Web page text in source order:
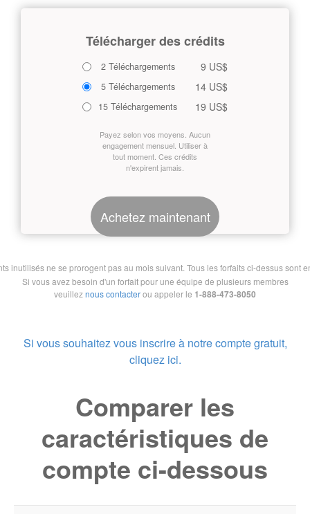
Télécharger des crédits
2 Téléchargements 9 US$
5 Téléchargements 14 US$
15 Téléchargements 19 US$
Payez selon vos moyens. Aucun
engagement mensuel. Utiliser à
tout moment. Ces crédits
n'expirent jamais.
Achetez maintenant
inutilisés ne se prorogent pas au mois suivant. Tous les forfaits ci-dessus sont
Si vous avez besoin d'un forfait pour une équipe de plusieurs membres
veuilleznous contacterou appeler le 1-888-473-8050
Si vous souhaitez vous inscrire à notre compte gratuit,
cliquez ici.
Comparer les
caractéristiques de
compte ci-dessous